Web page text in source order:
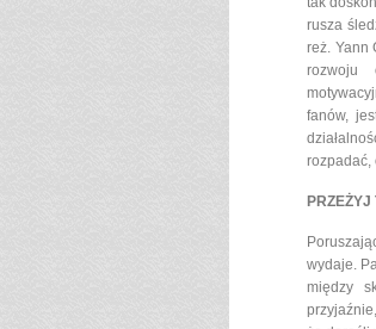
rusza
reż. Yann
rozwoju
fanów,
rozpadać,
PRZEŻYJ
wydaje.
między